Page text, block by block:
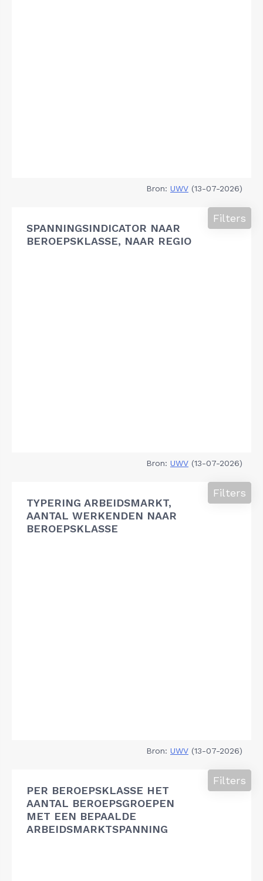
Bron: UWV (13-07-2026)
SPANNINGSINDICATOR NAAR
BEROEPSKLASSE, NAAR REGIO
Filters
Bron: UWV (13-07-2026)
TYPERING ARBEIDSMARKT,
AANTAL WERKENDEN NAAR
BEROEPSKLASSE
Filters
Bron: UWV (13-07-2026)
PER BEROEPSKLASSE HET
AANTAL BEROEPSGROEPEN
MET EEN BEPAALDE
ARBEIDSMARKTSPANNING
Filters